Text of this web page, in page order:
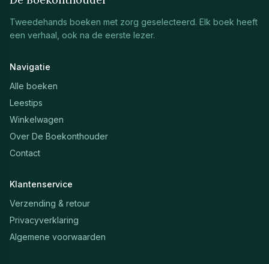
Tweedehands boeken met zorg geselecteerd. Elk boek heeft
een verhaal, ook na de eerste lezer.
Navigatie
Alle boeken
Leestips
Winkelwagen
Over De Boekonthouder
Contact
Klantenservice
Verzending & retour
Privacyverklaring
Algemene voorwaarden